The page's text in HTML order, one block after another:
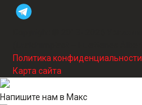
Политика конфиденциальности
Карта сайта
Напишите нам в Макс